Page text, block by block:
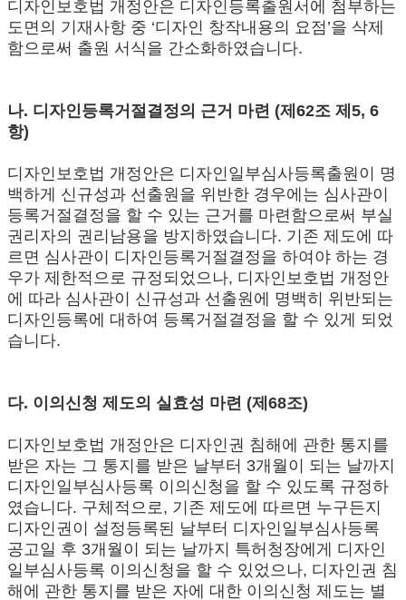
디자인보호법 개정안은 디자인등록출원서에 첨부하는
도면의 기재사항 중 ‘디자인 창작내용의 요점’을 삭제
함으로써 출원 서식을 간소화하였습니다.
나. 디자인등록거절결정의 근거 마련 (제62조 제5, 6
항)
디자인보호법 개정안은 디자인일부심사등록출원이 명
백하게 신규성과 선출원을 위반한 경우에는 심사관이
등록거절결정을 할 수 있는 근거를 마련함으로써 부실
권리자의 권리남용을 방지하였습니다. 기존 제도에 따
르면 심사관이 디자인등록거절결정을 하여야 하는 경
우가 제한적으로 규정되었으나, 디자인보호법 개정안
에 따라 심사관이 신규성과 선출원에 명백히 위반되는
디자인등록에 대하여 등록거절결정을 할 수 있게 되었
습니다.
다. 이의신청 제도의 실효성 마련 (제68조)
디자인보호법 개정안은 디자인권 침해에 관한 통지를
받은 자는 그 통지를 받은 날부터 3개월이 되는 날까지
디자인일부심사등록 이의신청을 할 수 있도록 규정하
였습니다. 구체적으로, 기존 제도에 따르면 누구든지
디자인권이 설정등록된 날부터 디자인일부심사등록
공고일 후 3개월이 되는 날까지 특허청장에게 디자인
일부심사등록 이의신청을 할 수 있었으나, 디자인권 침
해에 관한 통지를 받은 자에 대한 이의신청 제도는 별